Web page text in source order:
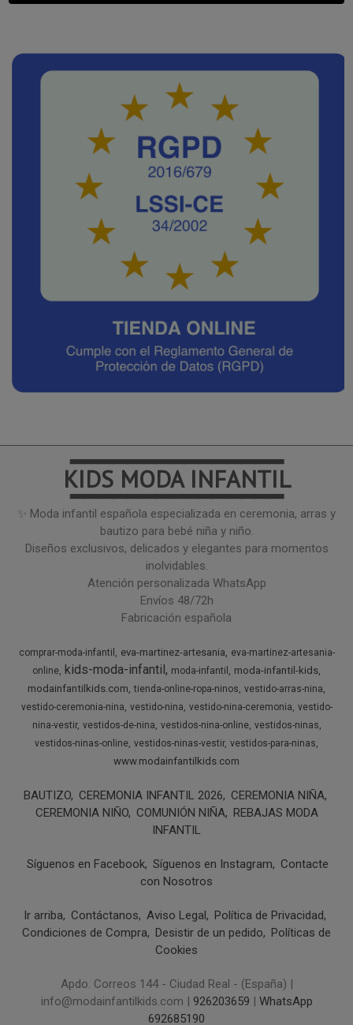
━━━━━━━━━━━━━━━
KIDS MODA INFANTIL
━━━━━━━━━━━━━━━
✨ Moda infantil española especializada en ceremonia, arras y
bautizo para bebé niña y niño.
Diseños exclusivos, delicados y elegantes para momentos
inolvidables.
Atención personalizada WhatsApp
Envíos 48/72h
Fabricación española
comprar-moda-infantil eva-martinez-artesania
eva-martinez-artesania-
online kids-moda-infantil moda-infantil
moda-infantil-kids
modainfantilkids.com tienda-online-ropa-ninos vestido-arras-nina
vestido-ceremonia-nina vestido-nina vestido-nina-ceremonia vestido-
nina-vestir vestidos-de-nina vestidos-nina-online vestidos-ninas
vestidos-ninas-online vestidos-ninas-vestir vestidos-para-ninas
www.modainfantilkids.com
BAUTIZO CEREMONIA INFANTIL 2026
CEREMONIA NIÑA
CEREMONIA NIÑO COMUNIÓN NIÑA REBAJAS MODA
INFANTIL
Síguenos en Facebook Síguenos en Instagram
Contacte
con Nosotros
Ir arriba Contáctanos Aviso Legal
Política de Privacidad
Condiciones de Compra
Desistir de un pedido
Políticas de
Cookies
Apdo. Correos 144 - Ciudad Real - (España) |
info@modainfantilkids.com | 926203659 | WhatsApp
692685190